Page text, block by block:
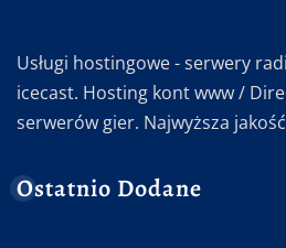
Usługi hostingowe - serwery
icecast. Hosting kont www /
serwerów gier. Najwyższa
Ostatnio Dodane